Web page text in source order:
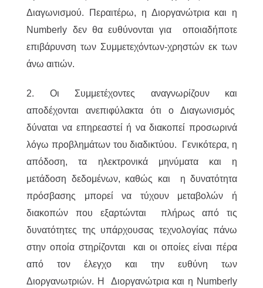
Διαγωνισμού. Περαιτέρω, η Διοργανώτρια και η
Numberly δεν θα ευθύνονται για οποιαδήποτε
επιβάρυνση των Συμμετεχόντων-χρηστών εκ των
άνω αιτιών.
2. Οι Συμμετέχοντες αναγνωρίζουν και
αποδέχονται ανεπιφύλακτα ότι ο Διαγωνισμός
δύναται να επηρεαστεί ή να διακοπεί προσωρινά
λόγω προβλημάτων του διαδικτύου. Γενικότερα, η
απόδοση, τα ηλεκτρονικά μηνύματα και η
μετάδοση δεδομένων, καθώς και η δυνατότητα
πρόσβασης μπορεί να τύχουν μεταβολών ή
διακοπών που εξαρτώνται πλήρως από τις
δυνατότητες της υπάρχουσας τεχνολογίας πάνω
στην οποία στηρίζονται και οι οποίες είναι πέρα
από τον έλεγχο και την ευθύνη των
Διοργανωτριών. Η Διοργανώτρια και η Numberly